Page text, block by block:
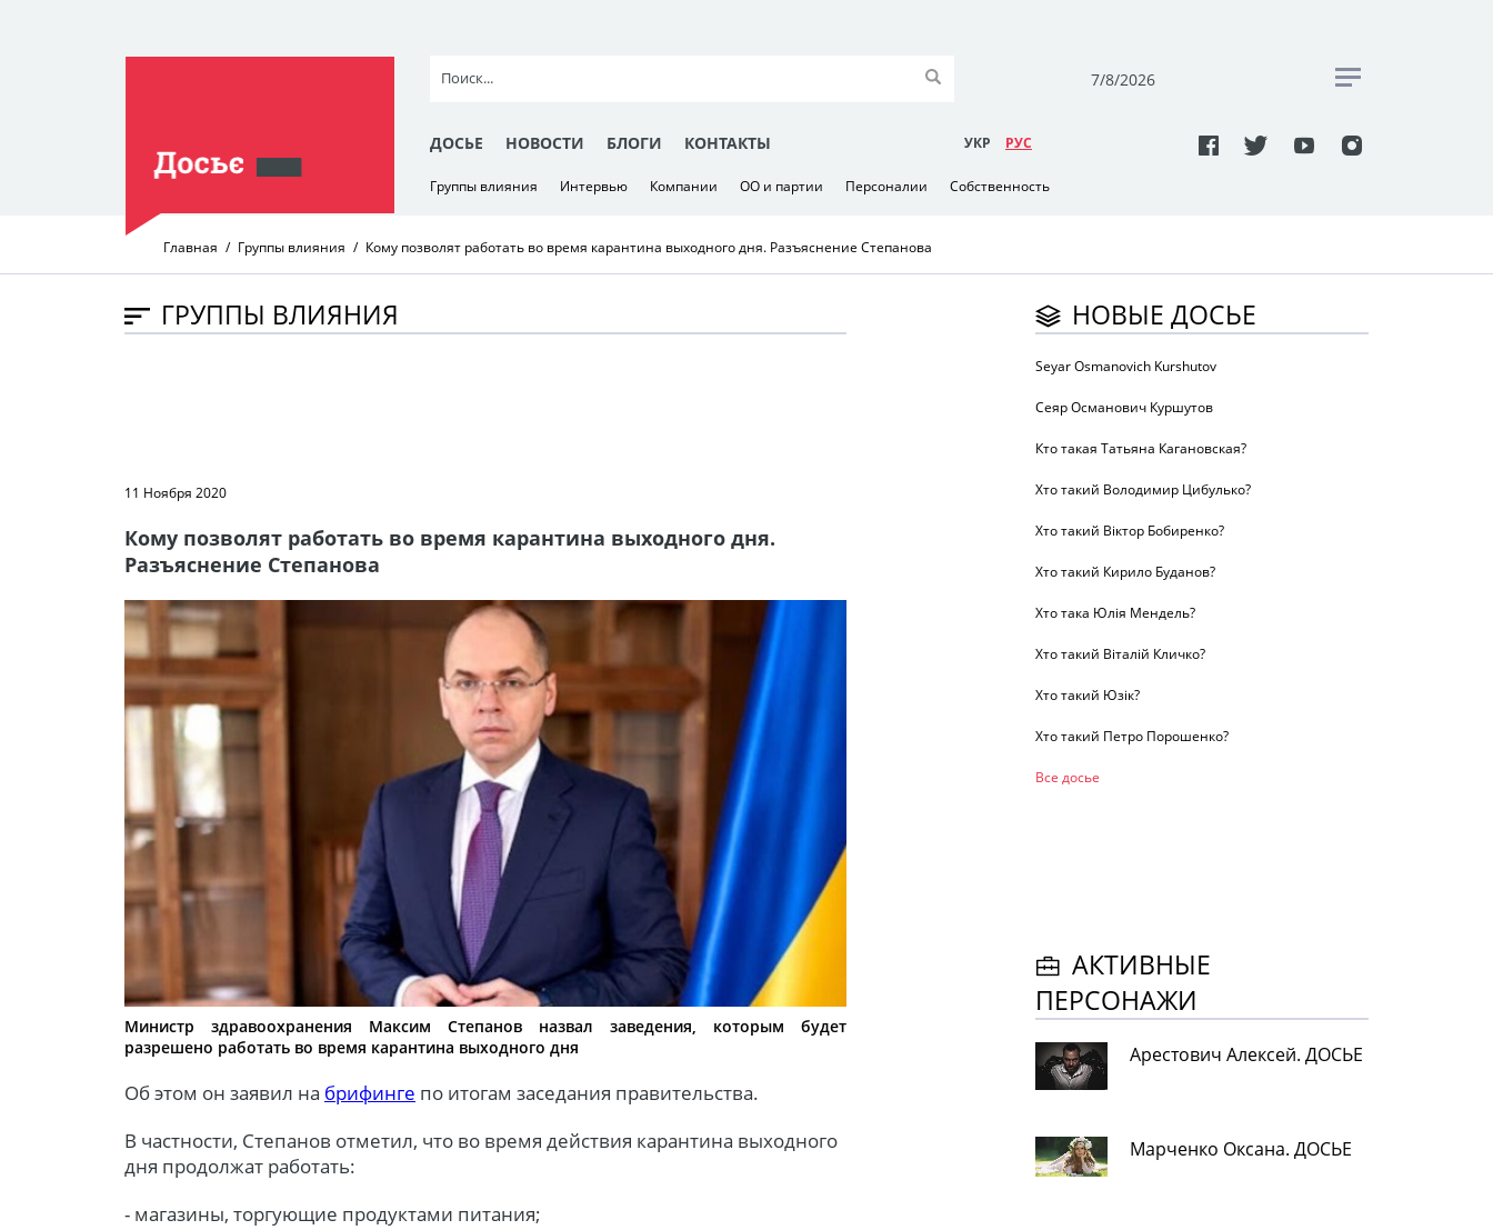
7/8/2026
ДОСЬЕ НОВОСТИ БЛОГИ КОНТАКТЫ УКР РУC
Группы влияния Интервью Компании ОО и партии Персоналии Собственность
Главная Группы влияния Кому позволят работать во время карантина выходного дня. Разъяснение Степанова
ГРУППЫ ВЛИЯНИЯ
11 Ноября 2020
Кому позволят работать во время карантина выходного дня.
Разъяснение Степанова
Министр здравоохранения Максим Степанов назвал заведения, которым будет
разрешено работать во время карантина выходного дня
Об этом он заявил на брифинге по итогам заседания правительства.
В частности, Степанов отметил, что во время действия карантина выходного
дня продолжат работать:
- магазины, торгующие продуктами питания;
НОВЫЕ ДОСЬЕ
Seyar Osmanovich Kurshutov
Сеяр Османович Куршутов
Кто такая Татьяна Кагановская?
Хто такий Володимир Цибулько?
Хто такий Віктор Бобиренко?
Хто такий Кирило Буданов?
Хто така Юлія Мендель?
Хто такий Віталій Кличко?
Хто такий Юзік?
Хто такий Петро Порошенко?
Все досье
АКТИВНЫЕ
ПЕРСОНАЖИ
Арестович Алексей. ДОСЬЕ
Марченко Оксана. ДОСЬЕ